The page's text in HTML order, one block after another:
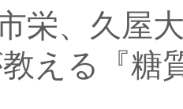
栄、久屋
える『糖